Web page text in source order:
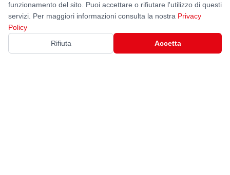
MONTAUTO
BORDO, da esterno, per il trasporto di autovetture con il
solo conducente a bordo in conformità alla Direttiva
Macchine 2006/42/CE.
funzionamento del sito. Puoi accettare o rifiutare l'utilizzo di questi
servizi. Per maggiori informazioni consulta la nostra Privacy
Policy
Rifiuta
Accetta